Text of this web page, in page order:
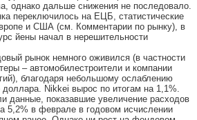
однако дальше снижения не последовало.
переключилось на ЕЦБ, статистические
и США (см. Комментарии по рынку), в
йены начал в нерешительности
рынок немного оживился (в частности
– автомобилестроители и компании
благодаря небольшому ослаблению
доллара. Nikkei вырос по итогам на 1,1%.
данные, показавшие увеличение расходов
5,2% в феврале в годовом исчислении